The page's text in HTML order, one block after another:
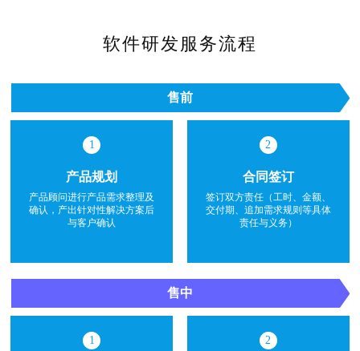
软件研发服务流程
售前
1
产品规划
产品顾问进行产品需求整理及
确认，产出针对性解决方案后
与客户确认
2
合同签订
签订双方责任（工时、金额、
交付期、追加需求规则等具体
责任与义务）
售中
1 2